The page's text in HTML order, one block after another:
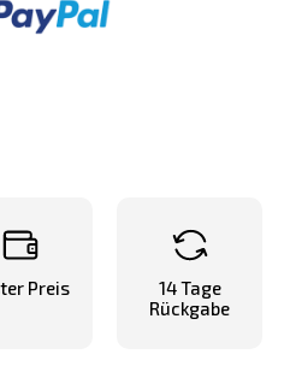
Preis
14 Tage
Rückgabe